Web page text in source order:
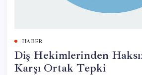
HABER
Diş Hekimlerinden
Karşı Ortak Tepki